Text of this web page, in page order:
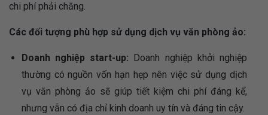
chi phí phải chăng.
Các đối tượng phù hợp sử dụng dịch vụ văn phòng ảo:
Doanh nghiệp start-up: Doanh nghiệp khởi nghiệp
thường có nguồn vốn hạn hẹp nên việc sử dụng dịch
vụ văn phòng ảo sẽ giúp tiết kiệm chi phí đáng kể,
nhưng vẫn có địa chỉ kinh doanh uy tín và đáng tin cậy.